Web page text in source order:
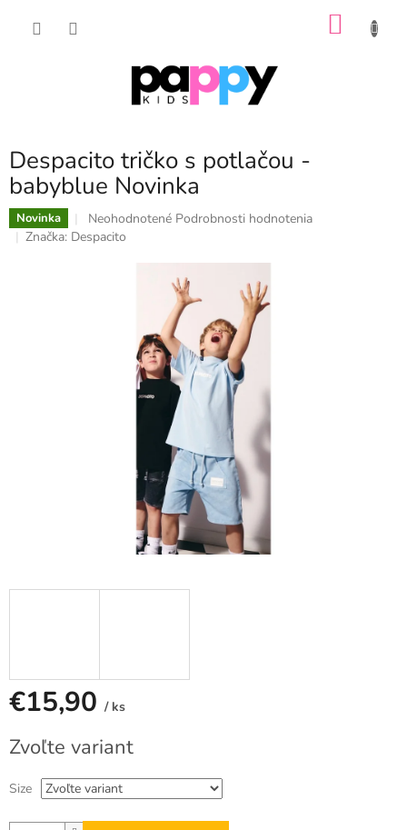
Despacito tričko s potlačou -
babyblue Novinka
Novinka
Priemerné
hodnotenie
hviezdičiek.
Neohodnotené Podrobnosti hodnotenia
Značka: Despacito
€15,90 / ks
cena:
Zvoľte variant
Size